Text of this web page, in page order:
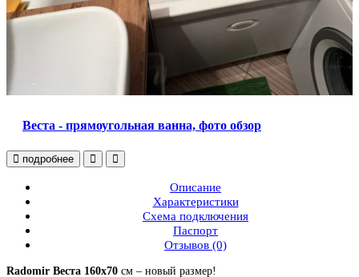
Веста - прямоугольная ванна, фото обзор
подробнее
Описание
Характеристики
Схема подключения
Паспорт
Отзывов (0)
Radomir Веста 160x70 см – новый размер!